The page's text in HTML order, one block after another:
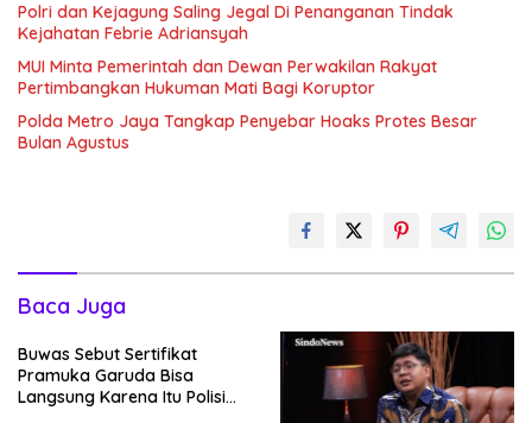
Polri dan Kejagung Saling Jegal Di Penanganan Tindak
Kejahatan Febrie Adriansyah
MUI Minta Pemerintah dan Dewan Perwakilan Rakyat
Pertimbangkan Hukuman Mati Bagi Koruptor
Polda Metro Jaya Tangkap Penyebar Hoaks Protes Besar
Bulan Agustus
Baca Juga
Buwas Sebut Sertifikat
Pramuka Garuda Bisa
Langsung Karena Itu Polisi